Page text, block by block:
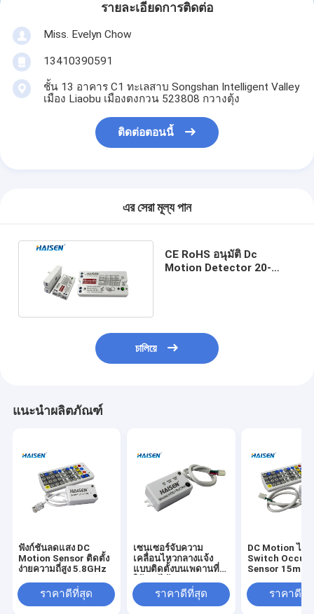
รายละเอียดการติดต่อ
Miss. Evelyn Chow
13410390591
ชั้น 13 อาคาร C1 ทะเลสาบ Songshan Intelligent Valley
เมือง Liaobu เมืองตงกวน 523808 กวางตุ้ง
ติดต่อตอนนี้
এর সেরা মূল্য পান
CE RoHS อนุมัติ Dc
Motion Detector 20-
চালিয়ে
แนะนำผลิตภัณฑ์
ฟังก์ชั่นลดแสง DC
Motion Sensor ติดตั้ง
ง่ายความถี่สูง 5.8GHz
ราคาดีที่สุด
เซนเซอร์จับความ
เคลื่อนไหวกลางแจ้ง
แบบติดตั้งบนเพดานที่
ราคาดีที่สุด
DC Motion ไม
Switch
Sensor 15m ก
ราคาดีที่